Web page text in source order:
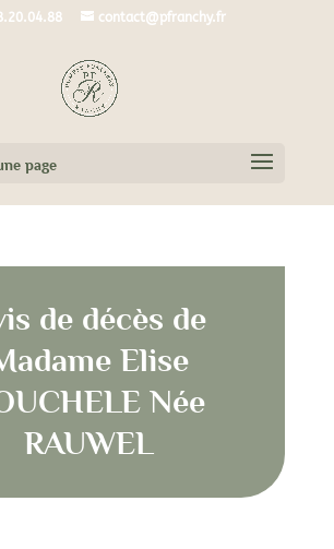
contact@pfranchy.fr
page
de décès de
Elise
Née
RAUWEL